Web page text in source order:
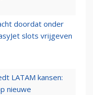
doordat onder
slots vrijgeven
LATAM kansen:
nieuwe